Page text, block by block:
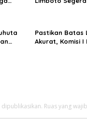
Pastikan Batas
Akurat, Komisi I
Ruas yang